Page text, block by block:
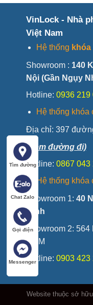
VinLock - Nhà
Việt Nam
Hệ thống
Showroom : 140
Nội (Gần Ngụy
Hotline: 0936 219
Hệ thống khóa
Địa chỉ: 397
(Xem đường đi)
Hotline: 0867 043
Hệ thống
Showroom 1: 40
Minh
Showroom 2: 564
HCM
Hotline: 0903 423
Website thuộc sở
Tìm đường
Chat Zalo
Gọi điện
Messenger